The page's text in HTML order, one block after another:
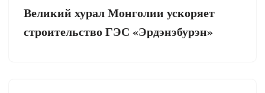
Великий хурал Монголии ускоряет
строительство ГЭС «Эрдэнэбурэн»